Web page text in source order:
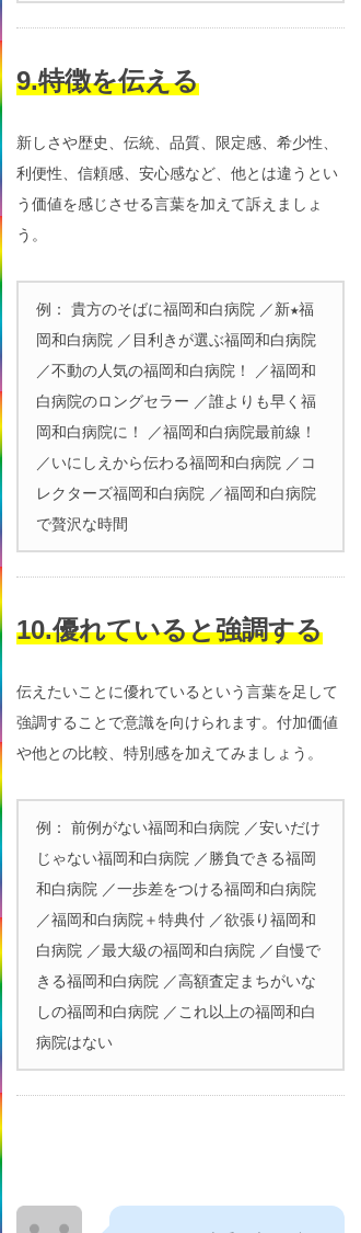
9.特徴を伝える
新しさや歴史、伝統、品質、限定感、希少性、
利便性、信頼感、安心感など、他とは違うとい
う価値を感じさせる言葉を加えて訴えましょ
う。
例： 貴方のそばに福岡和白病院 ／新★福
岡和白病院 ／目利きが選ぶ福岡和白病院
／不動の人気の福岡和白病院！ ／福岡和
白病院のロングセラー ／誰よりも早く福
岡和白病院に！ ／福岡和白病院最前線！
／いにしえから伝わる福岡和白病院 ／コ
レクターズ福岡和白病院 ／福岡和白病院
で贅沢な時間
10.優れていると強調する
伝えたいことに優れているという言葉を足して
強調することで意識を向けられます。付加価値
や他との比較、特別感を加えてみましょう。
例： 前例がない福岡和白病院 ／安いだけ
じゃない福岡和白病院 ／勝負できる福岡
和白病院 ／一歩差をつける福岡和白病院
／福岡和白病院＋特典付 ／欲張り福岡和
白病院 ／最大級の福岡和白病院 ／自慢で
きる福岡和白病院 ／高額査定まちがいな
しの福岡和白病院 ／これ以上の福岡和白
病院はない